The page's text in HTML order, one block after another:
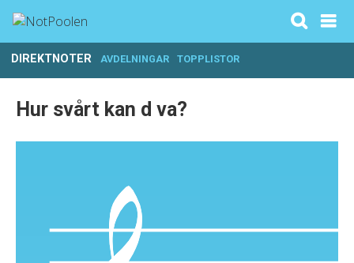
DIREKTNOTER AVDELNINGAR TOPPLISTOR
Hur svårt kan d va?